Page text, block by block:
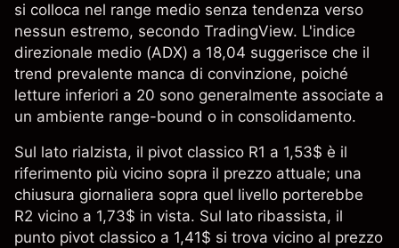
si colloca nel range medio senza tendenza verso
nessun estremo, secondo TradingView. L'indice
direzionale medio (ADX) a 18,04 suggerisce che il
trend prevalente manca di convinzione, poiché
letture inferiori a 20 sono generalmente associate a
un ambiente range-bound o in consolidamento.
Sul lato rialzista, il pivot classico R1 a 1,53$ è il
riferimento più vicino sopra il prezzo attuale; una
chiusura giornaliera sopra quel livello porterebbe
R2 vicino a 1,73$ in vista. Sul lato ribassista, il
punto pivot classico a 1,41$ si trova vicino al prezzo